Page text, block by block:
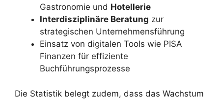
Gastronomie und Hotellerie
Interdisziplinäre Beratung zur
strategischen Unternehmensführung
Einsatz von digitalen Tools wie PISA
Finanzen für effiziente
Buchführungsprozesse
Die Statistik belegt zudem, dass das Wachstum